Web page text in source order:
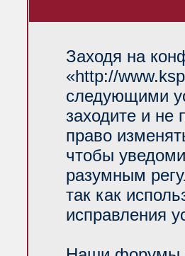
Заходя на
«http://
следующими
заходите и
право
чтобы
разумным
так как
исправления